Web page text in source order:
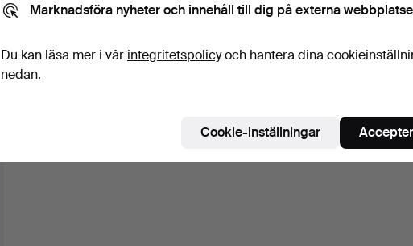
Marknadsföra nyheter och innehåll till dig på externa
Du kan läsa mer i vår integritetspolicyoch hantera dina
nedan.
Cookie-inställningar